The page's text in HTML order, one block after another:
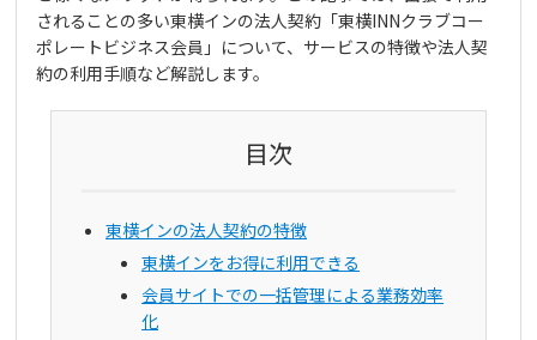
されることの多い東横インの法人契約「東横INNクラブコー
ポレートビジネス会員」について、サービスの特徴や法人契
約の利用手順など解説します。
目次
東横インの法人契約の特徴
東横インをお得に利用できる
会員サイトでの一括管理による業務効率
化